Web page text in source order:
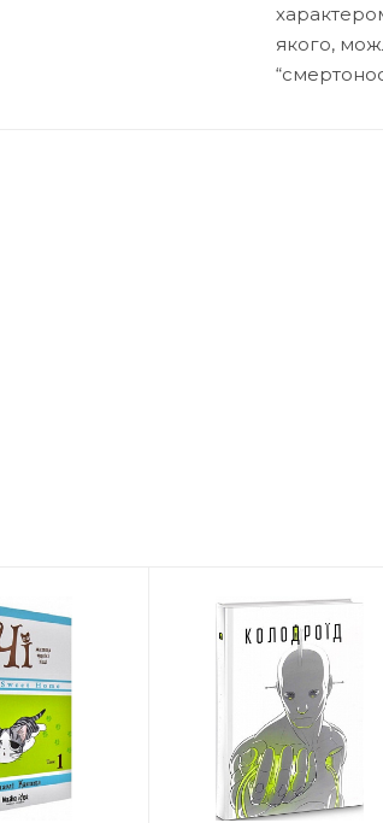
якого,